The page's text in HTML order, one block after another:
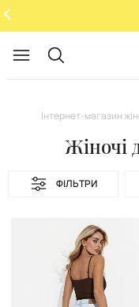
Інтернет-магазин
Жіночі
ФІЛЬТРИ